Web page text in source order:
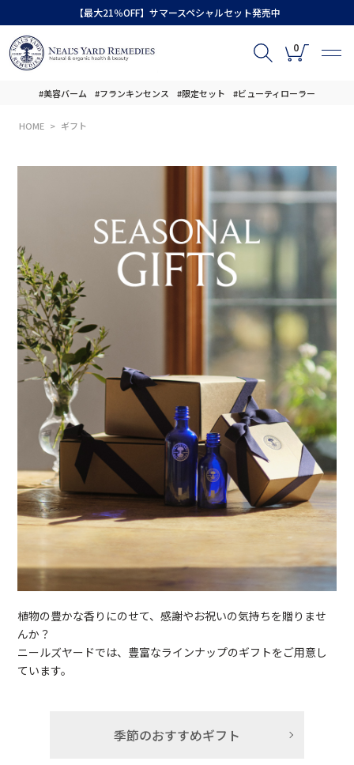
【最大21％OFF】サマースペシャルセット発売中
0
#美容バーム #フランキンセンス #限定セット #ビューティローラー
HOME ギフト
植物の豊かな香りにのせて、感謝やお祝いの気持ちを贈りませ
んか？
ニールズヤードでは、豊富なラインナップのギフトをご用意し
ています。
季節のおすすめギフト